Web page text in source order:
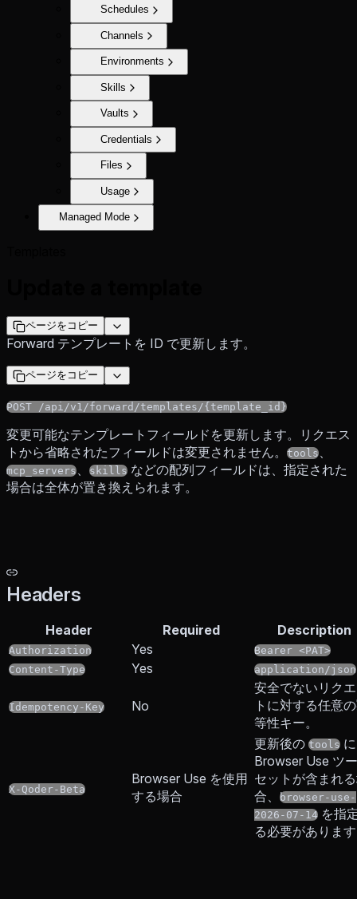
Schedules
Channels
Environments
Skills
Vaults
Credentials
Files
Usage
Managed Mode
ページをコピー
Forward テンプレートを ID で更新します。
ページをコピー
POST /api/v1/forward/templates/{template_id}
変更可能なテンプレートフィールドを更新します。リクエス
トから省略されたフィールドは変更されません。
tools、
mcp_servers、 skills などの配列フィールドは、指定された
場合は全体が置き換えられます。
Headers
Header Required Description
Authorization Yes
Bearer <PAT>
Content-Type
Yes application/json
Idempotency-Key No
安全でないリク
トに対する任意
等性キー。
X-Qoder-Beta
Browser Use を使用
する場合
更新後の tools に
Browser Use ツ
セットが含まれ
合、
browser-use-
2026-07-14 を指
る必要がありま